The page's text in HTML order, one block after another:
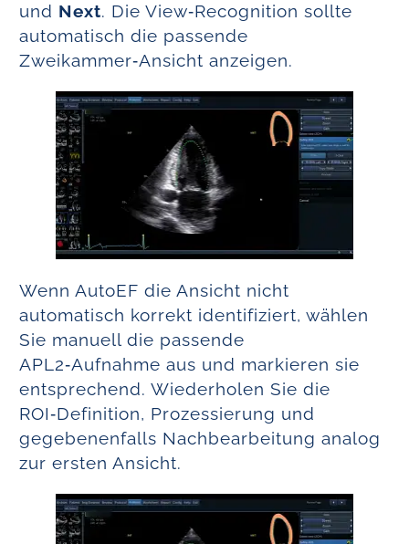
und Next. Die View‑Recognition sollte
automatisch die passende
Zweikammer‑Ansicht anzeigen.
Wenn AutoEF die Ansicht nicht
automatisch korrekt identifiziert, wählen
Sie manuell die passende
APL2‑Aufnahme aus und markieren sie
entsprechend. Wiederholen Sie die
ROI‑Definition, Prozessierung und
gegebenenfalls Nachbearbeitung analog
zur ersten Ansicht.